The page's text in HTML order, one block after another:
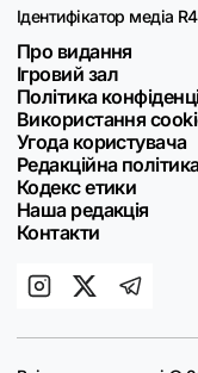
Ідентифікатор медіа
Про видання
Ігровий зал
Політика
Використання
Угода користувача
Редакційна
Кодекс етики
Наша редакція
Контакти